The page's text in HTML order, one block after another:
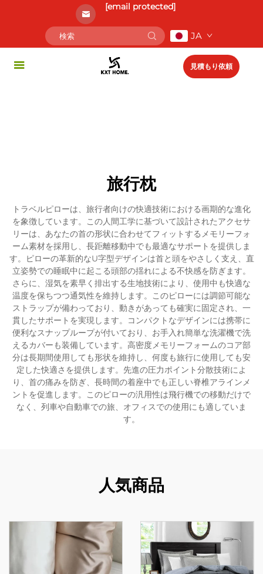
[email protected]
JA
見積もり依頼
旅行枕
トラベルピローは、旅行者向けの快適技術における画期的な進化
を象徴しています。この人間工学に基づいて設計されたアクセサ
リーは、あなたの首の形状に合わせてフィットするメモリーフォ
ーム素材を採用し、長距離移動中でも最適なサポートを提供しま
す。ピローの革新的なU字型デザインは首と頭をやさしく支え、直
立姿勢での睡眠中に起こる頭部の揺れによる不快感を防ぎます。
さらに、湿気を素早く排出する生地技術により、使用中も快適な
温度を保ちつつ通気性を維持します。このピローには調節可能な
ストラップが備わっており、動きがあっても確実に固定され、一
貫したサポートを実現します。コンパクトなデザインには携帯に
便利なスナップループが付いており、お手入れ簡単な洗濯機で洗
えるカバーも装備しています。高密度メモリーフォームのコア部
分は長期間使用しても形状を維持し、何度も旅行に使用しても安
定した快適さを提供します。先進の圧力ポイント分散技術によ
り、首の痛みを防ぎ、長時間の着座中でも正しい脊椎アラインメ
ントを促進します。このピローの汎用性は飛行機での移動だけで
なく、列車や自動車での旅、オフィスでの使用にも適していま
す。
人気商品